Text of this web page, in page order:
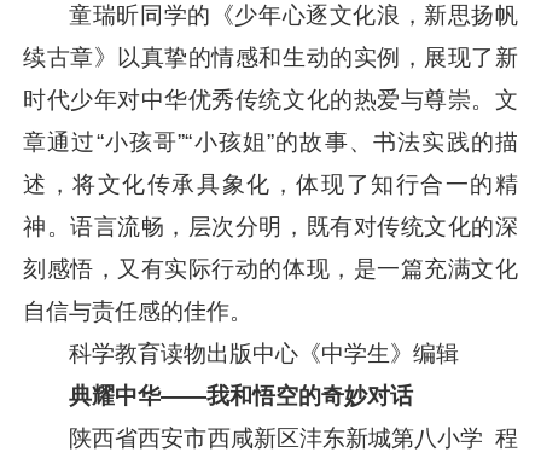
童瑞昕同学的《少年心逐文化浪，新思扬帆
续古章》以真挚的情感和生动的实例，展现了新
时代少年对中华优秀传统文化的热爱与尊崇。文
章通过“小孩哥”“小孩姐”的故事、书法实践的描
述，将文化传承具象化，体现了知行合一的精
神。语言流畅，层次分明，既有对传统文化的深
刻感悟，又有实际行动的体现，是一篇充满文化
自信与责任感的佳作。
科学教育读物出版中心《中学生》编辑
典耀中华——我和悟空的奇妙对话
陕西省西安市西咸新区沣东新城第八小学 程